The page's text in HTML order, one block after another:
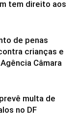
tem direito aos
de penas
crianças e
Câmara
multa de
no DF